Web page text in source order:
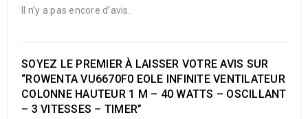
Il n’y a pas encore d’avis.
SOYEZ LE PREMIER À LAISSER VOTRE AVIS SUR
“ROWENTA VU6670F0 EOLE INFINITE VENTILATEUR
COLONNE HAUTEUR 1 M – 40 WATTS – OSCILLANT
– 3 VITESSES – TIMER”